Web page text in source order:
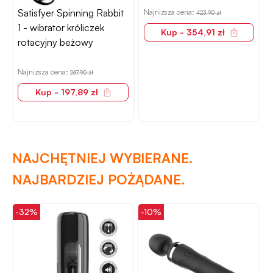
Satisfyer Spinning Rabbit
1 - wibrator króliczek
rotacyjny beżowy
Najniższa cena:267,90 zł
Kup - 197,89 zł
Najniższa cena:423,90 zł
Kup - 354,91 zł
NAJCHĘTNIEJ WYBIERANE.
NAJBARDZIEJ POŻĄDANE.
-32% -10%